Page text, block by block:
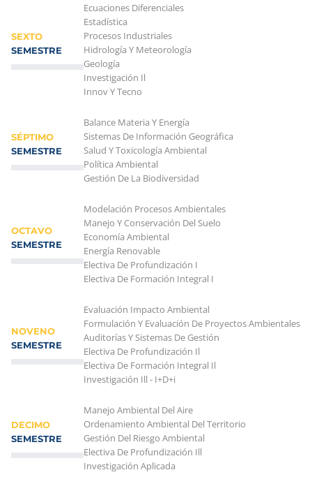
SEXTO
SEMESTRE
Ecuaciones Diferenciales
Estadística
Procesos Industriales
Hidrología Y Meteorología
Geología
Investigación Il
Innov Y Tecno
SÉPTIMO
SEMESTRE
Balance Materia Y Energía
Sistemas De Información Geográfica
Salud Y Toxicología Ambiental
Política Ambiental
Gestión De La Biodiversidad
OCTAVO
SEMESTRE
Modelación Procesos Ambientales
Manejo Y Conservación Del Suelo
Economía Ambiental
Energía Renovable
Electiva De Profundización I
Electiva De Formación Integral I
NOVENO
SEMESTRE
Evaluación Impacto Ambiental
Formulación Y Evaluación De Proyectos Ambientales
Auditorías Y Sistemas De Gestión
Electiva De Profundización Il
Electiva De Formación Integral Il
Investigación Ill - I+D+i
DECIMO
SEMESTRE
Manejo Ambiental Del Aire
Ordenamiento Ambiental Del Territorio
Gestión Del Riesgo Ambiental
Electiva De Profundización Ill
Investigación Aplicada